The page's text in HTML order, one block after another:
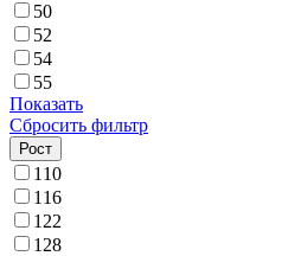
50
52
54
55
Показать
Сбросить фильтр
Рост
110
116
122
128